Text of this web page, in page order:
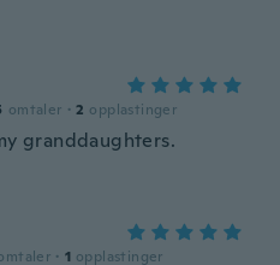
omtaler · 2 opplastinger
granddaughters.
· 1 opplastinger